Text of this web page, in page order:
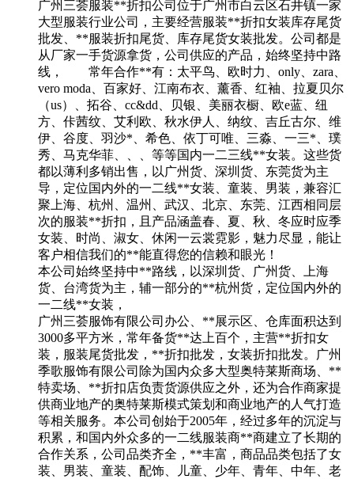
广州三荟服装**折扣公司位于广州市白云区石井镇一家
大型服装行业公司，主要经营服装**折扣女装库存尾货
批发、**服装折扣尾货、库存尾货女装批发。公司都是
从厂家一手货源拿货，公司供应的产品，始终坚持中路
线， 常年合作**有：太平鸟、欧时力、only、zara、
vero moda、百家好、江南布衣、薰香、红袖、拉夏贝尔
（us）、拓谷、cc&dd、贝银、美丽衣橱、欧e蓝、纽
方、佧茜纹、艾利欧、秋水伊人、纳纹、吉丘古尔、维
伊、谷度、羽沙*、希色、依丁可唯、三淼、一三*、璞
秀、马克华菲、、、等等国内一二三线**女装。这些货
都以薄利多销出售，以广州货、深圳货、东莞货为主
导，定位国内外的一二线**女装、童装、男装，兼容汇
聚上海、杭州、温州、武汉、北京、东莞、江西相同层
次的服装**折扣，且产品涵盖春、夏、秋、冬应时应季
女装、时尚、淑女、休闲一云裳霓影，魅力尽显，能让
客户相信我们的**能直得您的信赖和眼光！
本公司始终坚持中**路线，以深圳货、广州货、上海
货、台湾货为主，辅一部分的**杭州货，定位国内外的
一二线**女装，
广州三荟服饰有限公司办公、**展示区、仓库面积达到
3000多平方米，常年备货**达上百个，主营**折扣女
装，服装尾货批发，**折扣批发，女装折扣批发。广州
季歌服饰有限公司除为国内众多大型奥特莱斯商场、**
特卖场、**折扣店负责货源供应之外，还为合作商家提
供商业地产的奥特莱斯模式策划和商业地产的人气打造
等相关服务。本公司创始于2005年，经过多年的沉淀与
积累，和国内外众多的一二线服装商**商建立了长期的
合作关系，公司品类齐全，**丰富，商品品类包括了女
装、男装、童装、配饰、儿童、少年、青年、中年、老